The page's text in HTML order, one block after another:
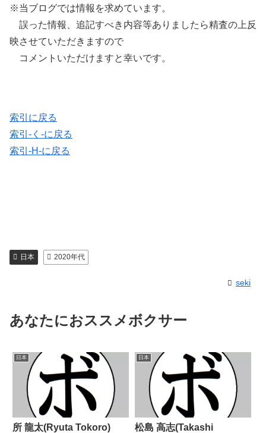
※当ブログでは情報を求めています。
誤った情報、追記すべき内容等ありましたら精査の上反
映させていただきますので
コメントいただけますと幸いです。
索引に戻る
索引-く-に戻る
索引-H-に戻る
日本 2020年代
seki
あなたにおススメボクサー
日本
所 龍太(Ryuta Tokoro)
日本
松島 高志(Takashi